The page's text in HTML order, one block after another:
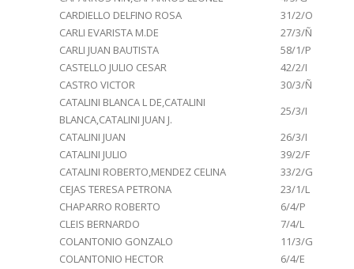
CARDIELLO DELFINO ROSA
31/2/O
CARLI EVARISTA M.DE
27/3/Ñ
CARLI JUAN BAUTISTA
58/1/P
CASTELLO JULIO CESAR
42/2/I
CASTRO VICTOR
30/3/Ñ
CATALINI BLANCA L DE,CATALINI
BLANCA,CATALINI JUAN J.
25/3/I
CATALINI JUAN
26/3/I
CATALINI JULIO
39/2/F
CATALINI ROBERTO,MENDEZ CELINA
33/2/G
CEJAS TERESA PETRONA
23/1/L
CHAPARRO ROBERTO
6/4/P
CLEIS BERNARDO
7/4/L
COLANTONIO GONZALO
11/3/G
COLANTONIO HECTOR
6/4/E